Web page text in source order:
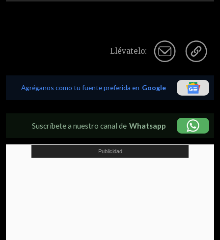
Llévatelo:
Agréganos como tu fuente preferida en Google
Suscríbete a nuestro canal de Whatsapp